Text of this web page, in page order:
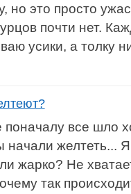
но это просто
почти нет.
усики, а толку
поначалу все шло
желтеть...
жарко? Не
так